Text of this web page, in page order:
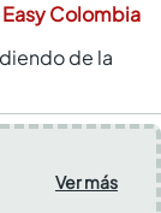
Easy Colombia
de la
Ver más